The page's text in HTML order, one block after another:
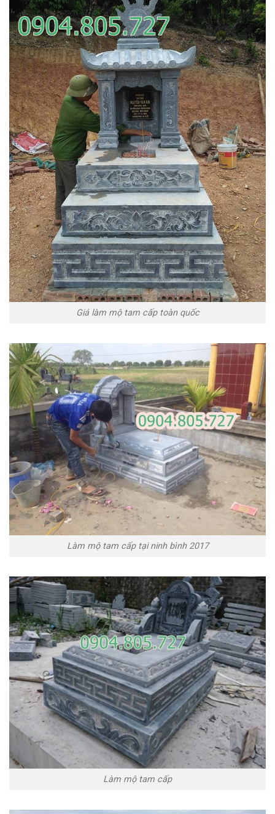
Giá làm mộ tam cấp toàn quốc
Làm mộ tam cấp tại ninh bình 2017
Làm mộ tam cấp